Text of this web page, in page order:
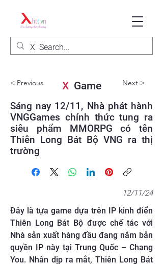
< Previous Next >
Sáng nay 12/11, Nhà phát hành
VNGGames chính thức tung ra
siêu phẩm MMORPG có tên
Thiên Long Bát Bộ VNG ra thị
trường
12/11/24
Đây là tựa game dựa trên IP kinh điển
Thiên Long Bát Bộ được chế tác với
Nhà sản xuất hàng đầu đang nắm bản
quyền IP này tại Trung Quốc – Chang
You. Nhân dịp ra mắt, Thiên Long Bát
XGame